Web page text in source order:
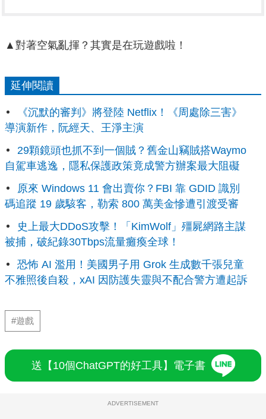
▲對著空氣亂揮？其實是在玩遊戲啦！
延伸閱讀
《沉默的審判》將登陸 Netflix！《周處除三害》
導演新作，阮經天、王淨主演
29顆鏡頭也抓不到一個賊？舊金山竊賊搭Waymo
自駕車逃逸，隱私保護政策竟成警方辦案最大阻礙
原來 Windows 11 會出賣你？FBI 靠 GDID 識別
碼追蹤 19 歲駭客，勒索 800 萬美金慘遭引渡受審
史上最大DDoS攻擊！「KimWolf」殭屍網路主謀
被捕，破紀錄30Tbps流量癱瘓全球！
恐怖 AI 濫用！美國男子用 Grok 生成數千張兒童
不雅照後自殺，xAI 因防護失靈與不配合警方遭起訴
#遊戲
送【10個ChatGPT的好工具】電子書
ADVERTISEMENT